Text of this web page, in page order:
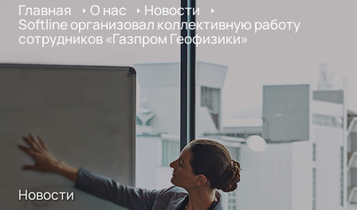
Главная О нас Новости
Softline организовал коллективную работу
сотрудников «Газпром Геофизики»
Новости